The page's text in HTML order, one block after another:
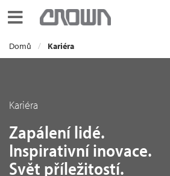
Toggle navigation
Domů Kariéra
Kariéra
Zapálení lidé.
Inspirativní inovace.
Svět příležitostí.